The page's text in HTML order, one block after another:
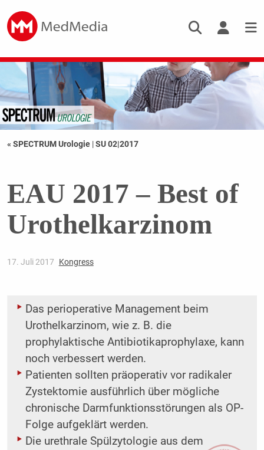
« SPECTRUM Urologie |SU 02|2017
EAU 2017 – Best of
Urothelkarzinom
17. Juli 2017 Kongress
Das perioperative Management beim
Urothelkarzinom, wie z. B. die
prophylaktische Antibiotikaprophylaxe, kann
noch verbessert werden.
Patienten sollten präoperativ vor radikaler
Zystektomie ausführlich über mögliche
chronische Darmfunktionsstörungen als OP-
Folge aufgeklärt werden.
Die urethrale Spülzytologie aus dem